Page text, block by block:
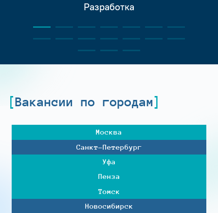
Разработка
Вакансии по городам
Москва
Санкт-Петербург
Уфа
Пенза
Томск
Новосибирск